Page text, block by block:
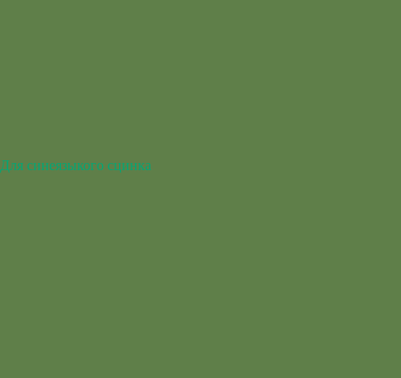
Для синеязыкого сцинка